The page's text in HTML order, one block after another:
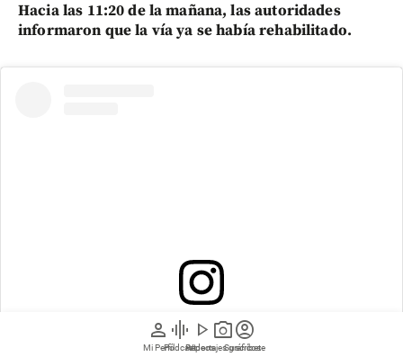
person
Mi Perfil
graphic_eq
Pódcast
play_arrow
Videos
photo_camera
Reportajes gráficos
account_circle
Suscríbete
Hacia las 11:20 de la mañana, las autoridades
informaron que la vía ya se había rehabilitado.
Ver esta publicación en Instagram